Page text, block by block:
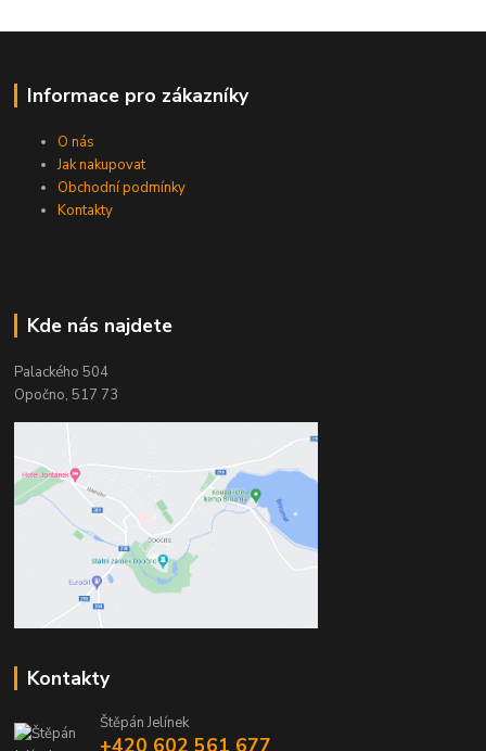
Informace pro zákazníky
O nás
Jak nakupovat
Obchodní podmínky
Kontakty
Kde nás najdete
Palackého 504
Opočno, 517 73
Kontakty
Štěpán Jelínek
+420 602 561 677